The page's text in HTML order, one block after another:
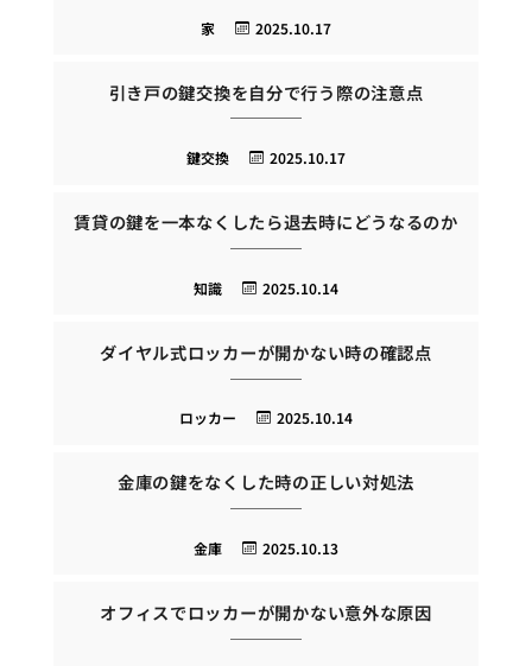
2025.10.17
家
引き戸の鍵交換を自分で行う際の注意点
2025.10.17
鍵交換
賃貸の鍵を一本なくしたら退去時にどうなるのか
2025.10.14
知識
ダイヤル式ロッカーが開かない時の確認点
2025.10.14
ロッカー
金庫の鍵をなくした時の正しい対処法
2025.10.13
金庫
オフィスでロッカーが開かない意外な原因